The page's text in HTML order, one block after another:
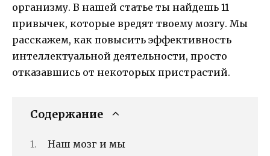
организму. В нашей статье ты найдешь 11
привычек, которые вредят твоему мозгу. Мы
расскажем, как повысить эффективность
интеллектуальной деятельности, просто
отказавшись от некоторых пристрастий.
Содержание
Наш мозг и мы